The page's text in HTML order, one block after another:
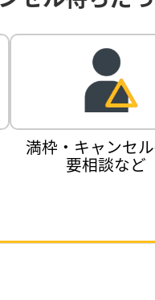
満枠・キャンセ
要相談など